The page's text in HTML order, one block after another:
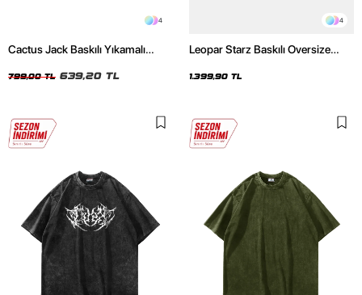
4
Cactus Jack Baskılı Yıkamalı
799,00 TL 639,20 TL
4
Leopar Starz Baskılı Oversize
Hoodie
1.399,90 TL